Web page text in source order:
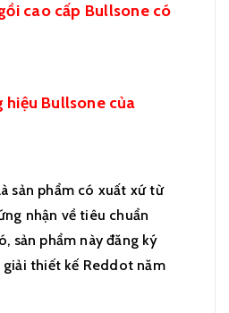
cao cấp Bullsone có
hiệu Bullsone của
sản phẩm có xuất xứ từ
nhận về tiêu chuẩn
sản phẩm này đăng ký
giải thiết kế Reddot năm